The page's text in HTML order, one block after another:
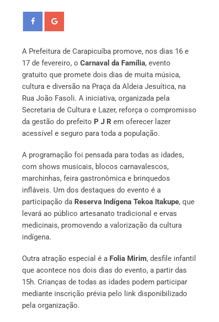
A Prefeitura de Carapicuíba promove, nos dias 16 e
17 de fevereiro, o Carnaval da Família, evento
gratuito que promete dois dias de muita música,
cultura e diversão na Praça da Aldeia Jesuítica, na
Rua João Fasoli. A iniciativa, organizada pela
Secretaria de Cultura e Lazer, reforça o compromisso
da gestão do prefeito P J R em oferecer lazer
acessível e seguro para toda a população.
A programação foi pensada para todas as idades,
com shows musicais, blocos carnavalescos,
marchinhas, feira gastronômica e brinquedos
infláveis. Um dos destaques do evento é a
participação da Reserva Indígena Tekoa Itakupe, que
levará ao público artesanato tradicional e ervas
medicinais, promovendo a valorização da cultura
indígena.
Outra atração especial é a Folia Mirim, desfile infantil
que acontece nos dois dias do evento, a partir das
15h. Crianças de todas as idades podem participar
mediante inscrição prévia pelo link disponibilizado
pela organização.